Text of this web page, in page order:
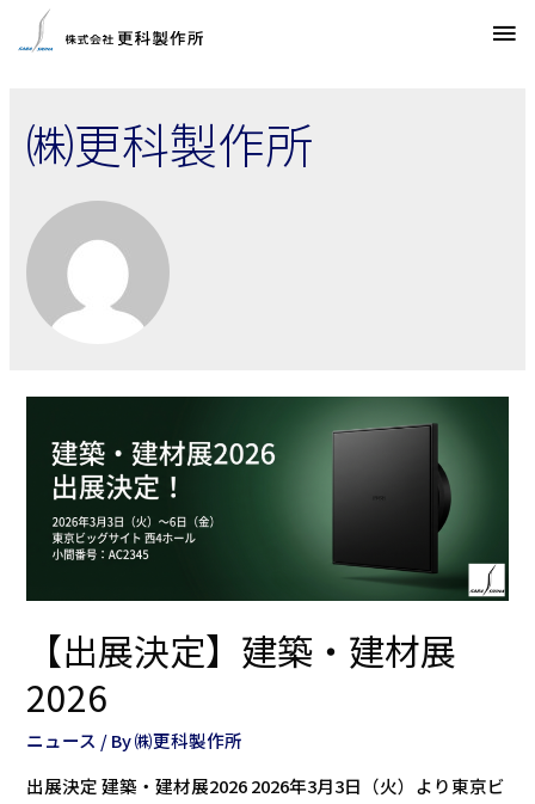
㈱更科製作所
【出展決定】建築・建材展
2026
ニュース / By㈱更科製作所
出展決定 建築・建材展2026 2026年3月3日（火）より東京ビ